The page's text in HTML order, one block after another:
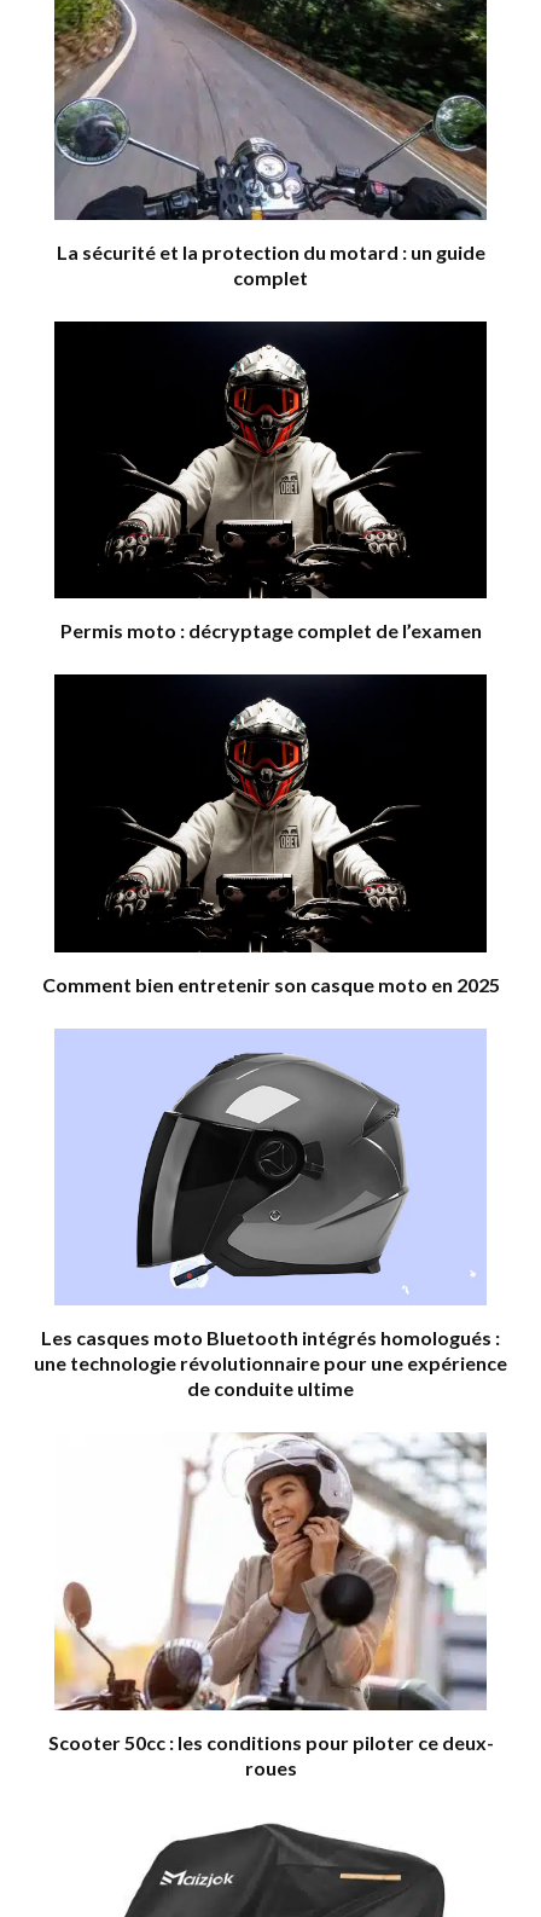
La sécurité et la protection du motard : un guide
complet
Permis moto : décryptage complet de l’examen
Comment bien entretenir son casque moto en 2025
Les casques moto Bluetooth intégrés homologués :
une technologie révolutionnaire pour une expérience
de conduite ultime
Scooter 50cc : les conditions pour piloter ce deux-
roues